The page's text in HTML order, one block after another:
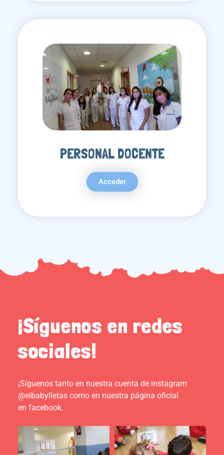
PERSONAL DOCENTE
Acceder
¡Síguenos en redes
sociales!
¡Síguenos tanto en nuestra cuenta de instagram
@eibabylletas como en nuestra página oficial
en facebook.